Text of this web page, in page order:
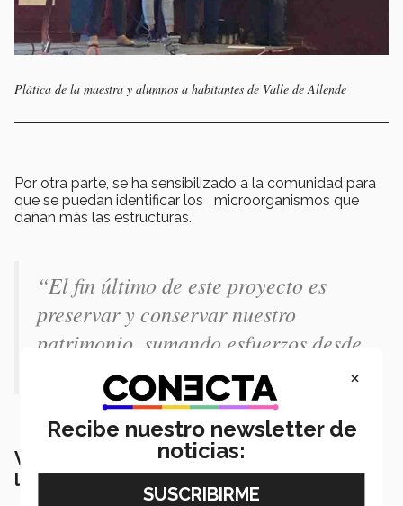
Plática de la maestra y alumnos a habitantes de Valle de Allende
Por otra parte, se ha sensibilizado a la comunidad para
que se puedan identificar los microorganismos que
dañan más las estructuras.
“El fin último de este proyecto es
preservar y conservar nuestro
patrimonio, sumando esfuerzos desde
nuestras áreas de especialización”
Valle de Allende Patrimonio Histórico de
la Humanidad
×
Recibe nuestro newsletter de
noticias: